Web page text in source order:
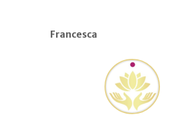
Francesca